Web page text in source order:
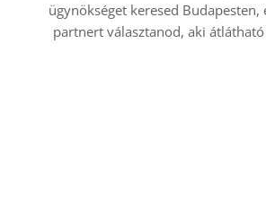
ügynökséget keresed Budapesten,
partnert választanod, aki